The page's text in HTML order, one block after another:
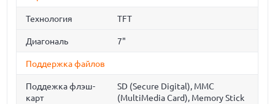
Технология TFT
Диагональ 7"
Поддержка файлов
Поддежка флэш-
карт
SD (Secure Digital), MMC
(MultiMedia Card), Memory Stick